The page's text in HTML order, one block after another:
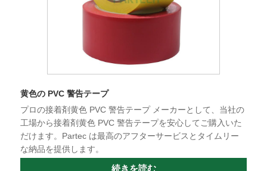
黄色の PVC 警告テープ
プロの接着剤黄色 PVC 警告テープ メーカーとして、当社の
工場から接着剤黄色 PVC 警告テープを安心してご購入いた
だけます。Partec は最高のアフターサービスとタイムリー
な納品を提供します。
続きを読む